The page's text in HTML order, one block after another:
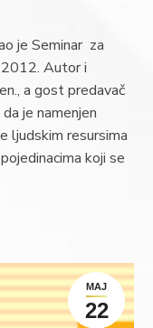
je Seminar za
Autor i
a gost predavač
je namenjen
ljudskim resursima
koji se
МАЈ
22